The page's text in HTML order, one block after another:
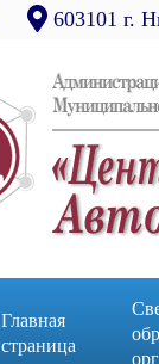
603101 г.
Главная
страница